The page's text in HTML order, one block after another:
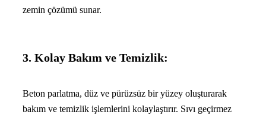
zemin çözümü sunar.
3. Kolay Bakım ve Temizlik:
Beton parlatma, düz ve pürüzsüz bir yüzey oluşturarak
bakım ve temizlik işlemlerini kolaylaştırır. Sıvı geçirmez